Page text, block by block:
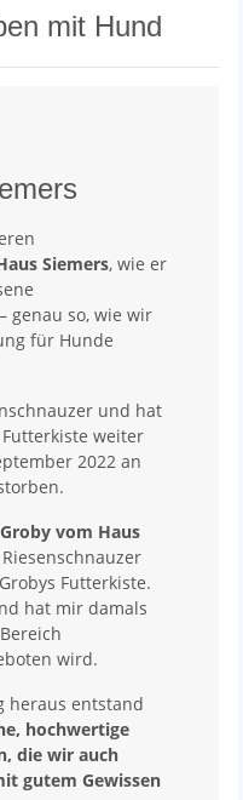
mit Hund
Siemers, wie er
genau so, wie wir
für Hunde
und hat
Futterkiste weiter
2022 an
Groby vom Haus
Futterkiste.
hat mir damals
wird.
heraus entstand
hochwertige
die wir auch
gutem Gewissen